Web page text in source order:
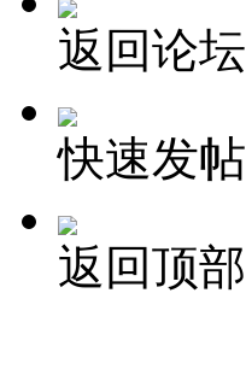
返回论坛
快速发帖
返回顶部